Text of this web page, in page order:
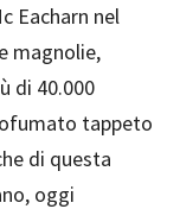
Eacharn nel
magnolie,
di 40.000
tappeto
di questa
oggi